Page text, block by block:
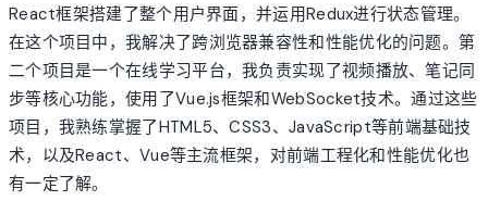
React框架搭建了整个用户界面，并运用Redux进行状态管理。
在这个项目中，我解决了跨浏览器兼容性和性能优化的问题。第
二个项目是一个在线学习平台，我负责实现了视频播放、笔记同
步等核心功能，使用了Vue.js框架和WebSocket技术。通过这些
项目，我熟练掌握了HTML5、CSS3、JavaScript等前端基础技
术，以及React、Vue等主流框架，对前端工程化和性能优化也
有一定了解。